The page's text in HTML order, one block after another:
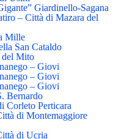
Giardinello-Sagana
– Città di Mazara del
Mille
San Cataldo
del Mito
– Giovi
– Giovi
– Giovi
Bernardo
Corleto Perticara
di Montemaggiore
di Ucria